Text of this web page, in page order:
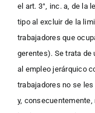
el art. 3°, inc. a, de la
tipo al excluir de la
trabajadores que
gerentes). Se trata de
al empleo jerárquico
trabajadores no se
y, consecuentemente,